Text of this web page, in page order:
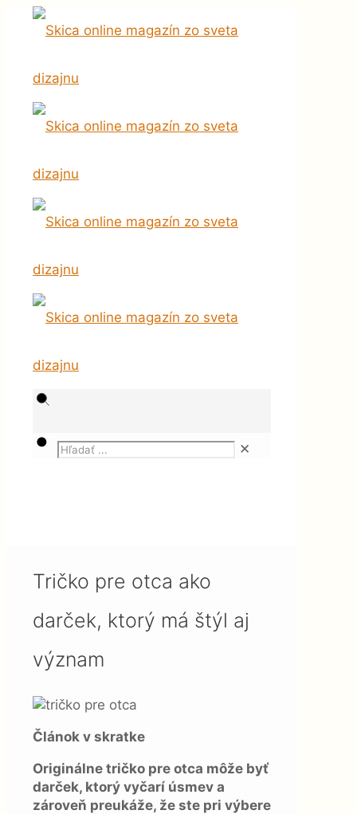
✕
Tričko pre otca ako
darček, ktorý má štýl aj
význam
Článok v skratke
Originálne tričko pre otca môže byť
darček, ktorý vyčarí úsmev a
zároveň preukáže, že ste pri výbere